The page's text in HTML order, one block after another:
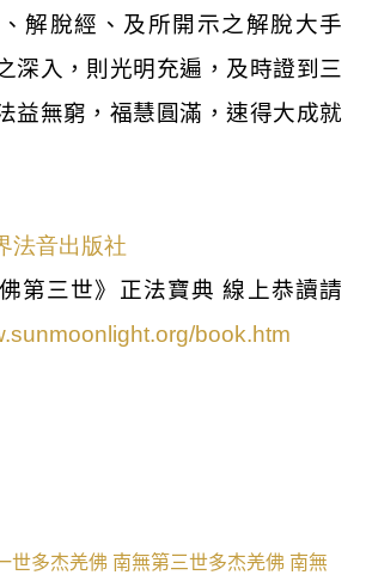
解脫經、及所開示之解脫大手
深入，則光明充遍，及時證到三
益無窮，福慧圓滿，速得大成就
法音出版社
第三世》正法寶典 線上恭讀請
book.htm
世多杰羌佛 南無第三世多杰羌佛 南無